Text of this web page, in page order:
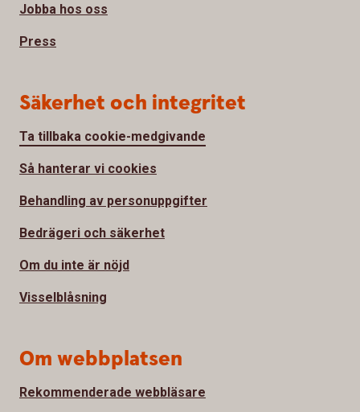
Jobba hos oss
Press
Säkerhet och integritet
Ta tillbaka cookie-medgivande
Så hanterar vi cookies
Behandling av personuppgifter
Bedrägeri och säkerhet
Om du inte är nöjd
Visselblåsning
Om webbplatsen
Rekommenderade webbläsare